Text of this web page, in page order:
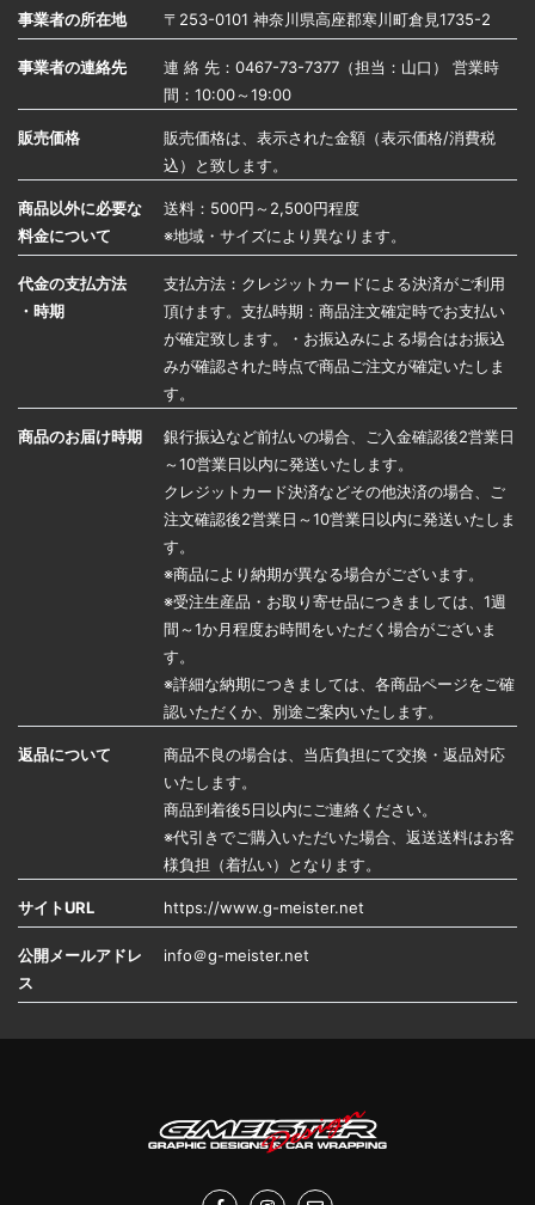
事業者の所在地 〒253-0101 神奈川県高座郡寒川町倉見1735-2
事業者の連絡先
連 絡 先：0467-73-7377（担当：山口） 営業時
間：10:00～19:00
販売価格
販売価格は、表示された金額（表示価格/消費税
込）と致します。
商品以外に必要な
料金について
送料：500円～2,500円程度
※地域・サイズにより異なります。
代金の支払方法
・時期
支払方法：クレジットカードによる決済がご利用
頂けます。支払時期：商品注文確定時でお支払い
が確定致します。・お振込みによる場合はお振込
みが確認された時点で商品ご注文が確定いたしま
す。
商品のお届け時期
銀行振込など前払いの場合、ご入金確認後2営業日
～10営業日以内に発送いたします。
クレジットカード決済などその他決済の場合、ご
注文確認後2営業日～10営業日以内に発送いたしま
す。
※商品により納期が異なる場合がございます。
※受注生産品・お取り寄せ品につきましては、1週
間～1か月程度お時間をいただく場合がございま
す。
※詳細な納期につきましては、各商品ページをご確
認いただくか、別途ご案内いたします。
返品について
商品不良の場合は、当店負担にて交換・返品対応
いたします。
商品到着後5日以内にご連絡ください。
※代引きでご購入いただいた場合、返送送料はお客
様負担（着払い）となります。
サイトURL https://www.g-meister.net
公開メールアドレ
ス
info＠g-meister.net